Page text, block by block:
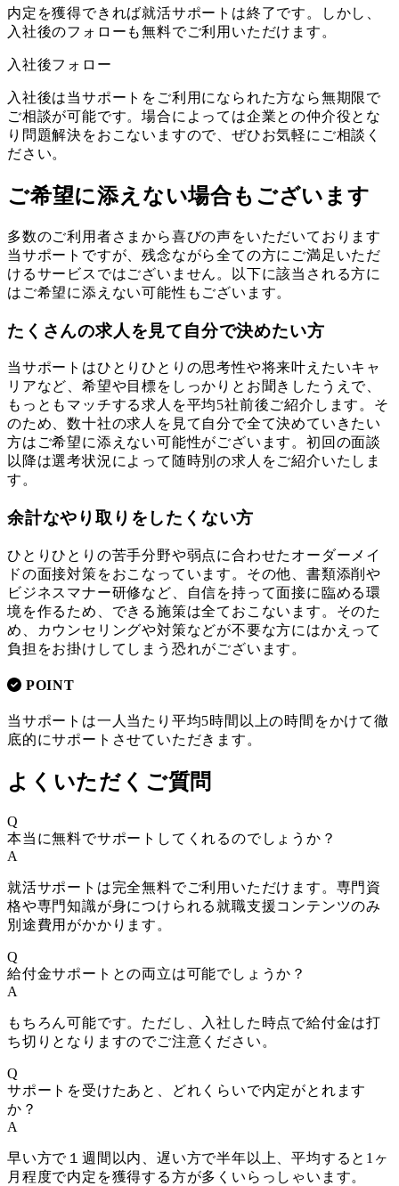
内定を獲得できれば就活サポートは終了です。しかし、
入社後のフォローも無料でご利用いただけます。
入社後フォロー
入社後は当サポートをご利用になられた方なら無期限で
ご相談が可能です。場合によっては企業との仲介役とな
り問題解決をおこないますので、ぜひお気軽にご相談く
ださい。
ご希望に添えない場合もございます
多数のご利用者さまから喜びの声をいただいております
当サポートですが、残念ながら全ての方にご満足いただ
けるサービスではございません。以下に該当される方に
はご希望に添えない可能性もございます。
たくさんの求人を見て自分で決めたい方
当サポートはひとりひとりの思考性や将来叶えたいキャ
リアなど、希望や目標をしっかりとお聞きしたうえで、
もっともマッチする求人を平均5社前後ご紹介します。そ
のため、数十社の求人を見て自分で全て決めていきたい
方はご希望に添えない可能性がございます。初回の面談
以降は選考状況によって随時別の求人をご紹介いたしま
す。
余計なやり取りをしたくない方
ひとりひとりの苦手分野や弱点に合わせたオーダーメイ
ドの面接対策をおこなっています。その他、書類添削や
ビジネスマナー研修など、自信を持って面接に臨める環
境を作るため、できる施策は全ておこないます。そのた
め、カウンセリングや対策などが不要な方にはかえって
負担をお掛けしてしまう恐れがございます。
POINT
当サポートは一人当たり平均5時間以上の時間をかけて徹
底的にサポートさせていただきます。
よくいただくご質問
Q
本当に無料でサポートしてくれるのでしょうか？
A
就活サポートは完全無料でご利用いただけます。専門資
格や専門知識が身につけられる就職支援コンテンツのみ
別途費用がかかります。
Q
給付金サポートとの両立は可能でしょうか？
A
もちろん可能です。ただし、入社した時点で給付金は打
ち切りとなりますのでご注意ください。
Q
サポートを受けたあと、どれくらいで内定がとれます
か？
A
早い方で１週間以内、遅い方で半年以上、平均すると1ヶ
月程度で内定を獲得する方が多くいらっしゃいます。